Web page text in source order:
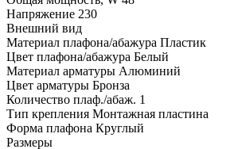
Напряжение 230
Внешний вид
Материал плафона/абажура Пластик
Цвет плафона/абажура Белый
Материал арматуры Алюминий
Цвет арматуры Бронза
Количество плаф./абаж. 1
Тип крепления Монтажная пластина
Форма плафона Круглый
Размеры